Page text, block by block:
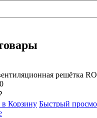
решётка
в Корзину Быстрый